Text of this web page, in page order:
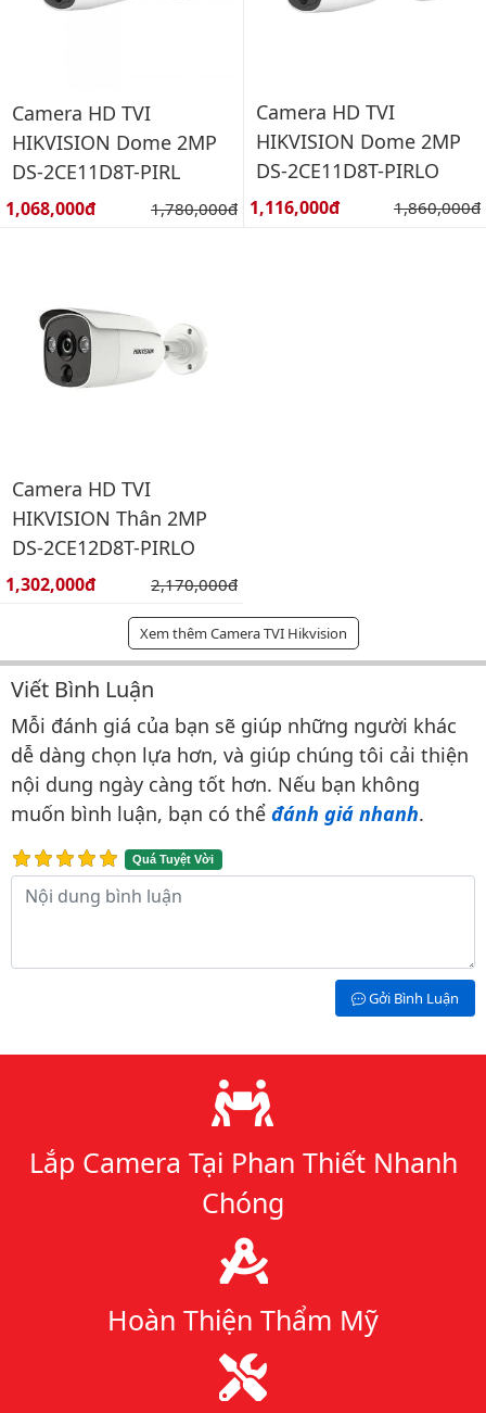
Camera HD TVI
HIKVISION Dome 2MP
DS-2CE11D8T-PIRL
Giá bán:
1,068,000đ Giá gốc:
1,780,000đ
Camera HD TVI
HIKVISION Dome 2MP
DS-2CE11D8T-PIRLO
Giá bán:
1,116,000đ Giá gốc:
1,860,000đ
Camera HD TVI
HIKVISION Thân 2MP
DS-2CE12D8T-PIRLO
Giá bán:
1,302,000đ Giá gốc:
2,170,000đ
Xem thêm Camera TVI Hikvision
Bình luận & Đánh giá
Viết Bình Luận
Mỗi đánh giá của bạn sẽ giúp những người khác
dễ dàng chọn lựa hơn, và giúp chúng tôi cải thiện
nội dung ngày càng tốt hơn. Nếu bạn không
muốn bình luận, bạn có thể đánh giá nhanh.
Quá Tuyệt Vời
Nội dung bình luận
Gởi Bình Luận
Lý do chọn chúng tôi
Lắp Camera Tại Phan Thiết Nhanh
Chóng
Hoàn Thiện Thẩm Mỹ